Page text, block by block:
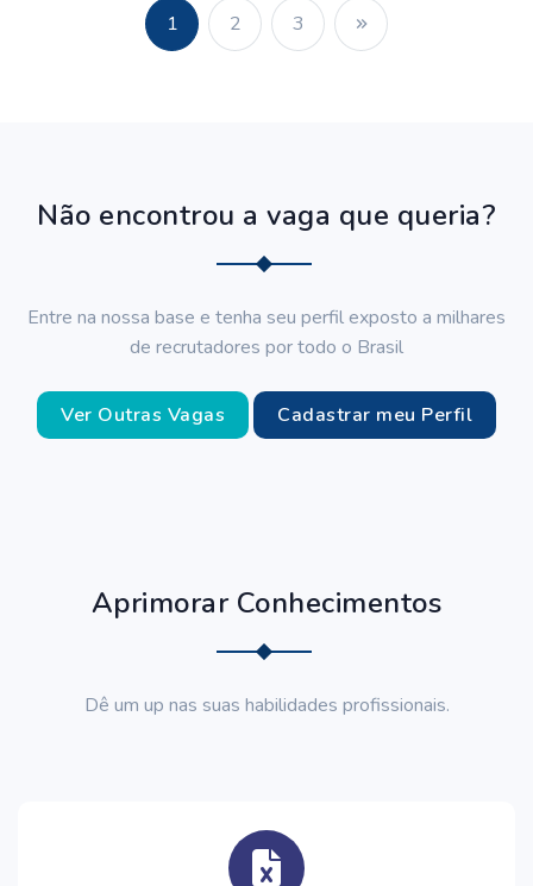
1 2 3
Não encontrou a vaga que queria?
Entre na nossa base e tenha seu perfil exposto a milhares
de recrutadores por todo o Brasil
Ver Outras Vagas Cadastrar meu Perfil
Aprimorar Conhecimentos
Dê um up nas suas habilidades profissionais.